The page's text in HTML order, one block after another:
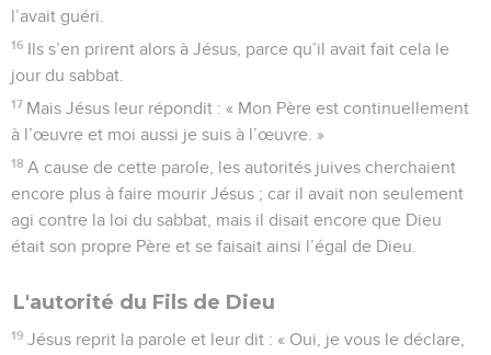
l’avait guéri.
16 Ils s’en prirent alors à Jésus, parce qu’il avait fait cela le
jour du sabbat.
17 Mais Jésus leur répondit : « Mon Père est continuellement
à l’œuvre et moi aussi je suis à l’œuvre. »
18 A cause de cette parole, les autorités juives cherchaient
encore plus à faire mourir Jésus ; car il avait non seulement
agi contre la loi du sabbat, mais il disait encore que Dieu
était son propre Père et se faisait ainsi l’égal de Dieu.
L'autorité du Fils de Dieu
19 Jésus reprit la parole et leur dit : « Oui, je vous le déclare,